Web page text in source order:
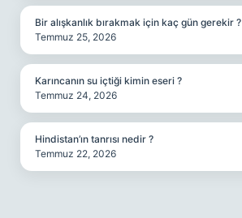
Bir alışkanlık bırakmak için kaç gün gerekir ?
Temmuz 25, 2026
Karıncanın su içtiği kimin eseri ?
Temmuz 24, 2026
Hindistan’ın tanrısı nedir ?
Temmuz 22, 2026